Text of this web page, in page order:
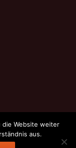
die Website weiter
aus.